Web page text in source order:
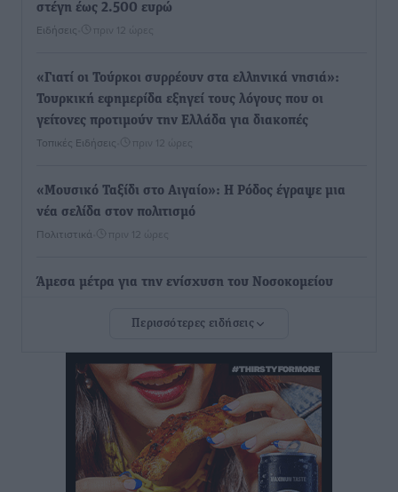
στέγη έως 2.500 ευρώ
Ειδήσεις πριν 12 ώρες
«Γιατί οι Τούρκοι συρρέουν στα ελληνικά νησιά»:
Τουρκική εφημερίδα εξηγεί τους λόγους που οι
γείτονες προτιμούν την Ελλάδα για διακοπές
Τοπικές Ειδήσεις πριν 12 ώρες
«Μουσικό Ταξίδι στο Αιγαίο»: Η Ρόδος έγραψε μια
νέα σελίδα στον πολιτισμό
Πολιτιστικά πριν 12 ώρες
Άμεσα μέτρα για την ενίσχυση του Νοσοκομείου
ανακοίνωσε ο Άδωνις Γεωργιάδης
Iατρικός Σύλλογος Ροδου προς Α. Γεωργιάδη:
Στρατηγικές Προτάσεις για την Ενίσχυση της
Δημόσιας Υγείας στη Νησιωτική Ελλάδα και στα
Νοσοκομεία της Γ΄ Ζώνης
Τοπικές Ειδήσεις• πριν 13 ώρες
Περισσότερες ειδήσεις